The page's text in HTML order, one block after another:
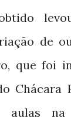
de
que foi
Chácara
aulas na